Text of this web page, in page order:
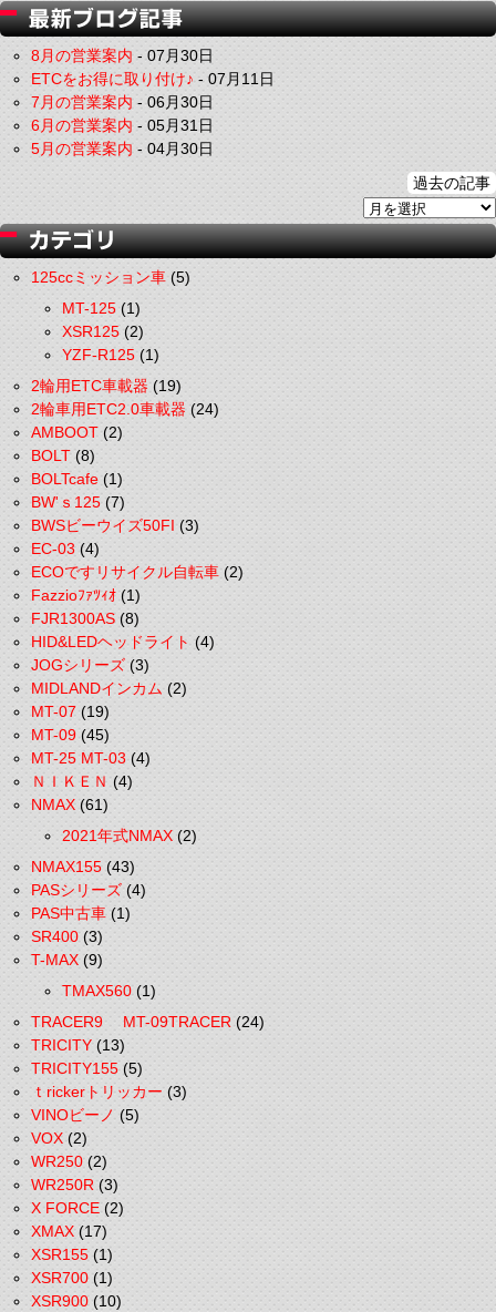
8月の営業案内-07月30日
ETCをお得に取り付け♪-07月11日
7月の営業案内-06月30日
6月の営業案内-05月31日
5月の営業案内-04月30日
過去の記事
125ccミッション車(5)
MT-125(1)
XSR125(2)
YZF-R125(1)
2輪用ETC車載器(19)
2輪車用ETC2.0車載器(24)
AMBOOT(2)
BOLT(8)
BOLTcafe(1)
BW'ｓ125(7)
BWSビーウイズ50FI(3)
EC-03(4)
ECOですリサイクル自転車(2)
Fazzioﾌｧﾂｨｵ(1)
FJR1300AS(8)
HID&LEDヘッドライト(4)
JOGシリーズ(3)
MIDLANDインカム(2)
MT-07(19)
MT-09(45)
MT-25 MT-03(4)
ＮＩＫＥＮ(4)
NMAX(61)
2021年式NMAX(2)
NMAX155(43)
PASシリーズ(4)
PAS中古車(1)
SR400(3)
T-MAX(9)
TMAX560(1)
TRACER9 MT-09TRACER(24)
TRICITY(13)
TRICITY155(5)
ｔrickerトリッカー(3)
VINOビーノ(5)
VOX(2)
WR250(2)
WR250R(3)
X FORCE(2)
XMAX(17)
XSR155(1)
XSR700(1)
XSR900(10)